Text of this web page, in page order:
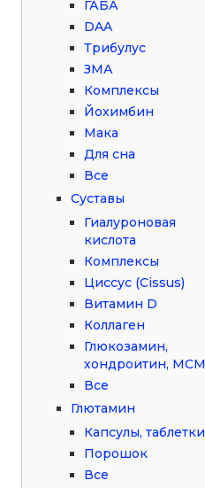
ГАБА
DAA
Трибулус
ЗМА
Комплексы
Йохимбин
Мака
Для сна
Все
Суставы
Гиалуроновая
кислота
Комплексы
Циссус (Cissus)
Витамин D
Коллаген
Глюкозамин,
хондроитин, МСМ
Все
Глютамин
Капсулы, таблетки
Порошок
Все